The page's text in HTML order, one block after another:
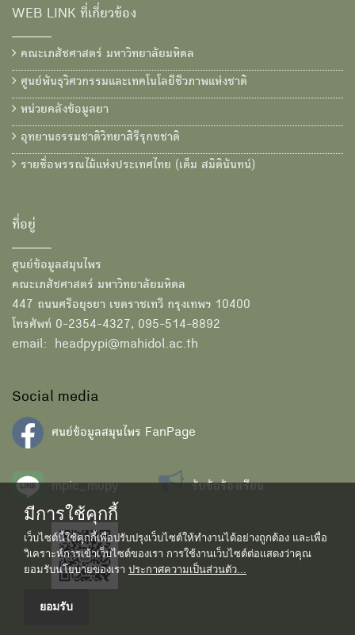
WEB LINK ที่เกี่ยวข้อง
คณะเภสัชศาสตร์ มหาวิทยาลัยมหิดล
ศูนย์พันธุวิศวกรรมและเทคโนโลยีชีวภาพแห่งชาติ
หน่วยคลังข้อมูลยา
อุทยานธรรมชาติวิทยาสิรีรุกขชาติ
รายชื่อพรรณไม้แห่งประเทศไทย (เต็ม สมิตินันทน์)
ที่อยู่
ศูนย์ข้อมูลสมุนไพร
คณะเภสัชศาสตร์ มหาวิทยาลัยมหิดล
447 ถนนศรีอยุธยา เขตราชเทวี กรุงเทพฯ 10400
โทรศัพท์ 0-2354-4327, 095-514-8892
email: headpypi@mahidol.ac.th
Social media
ศนย์ข้อมูลสมุนไพร FanPage
mpic_mupy รับข้อร้องเรียน
มีการใช้คุกกี้
เว็บไซต์นี้ใช้คุกกี้เพื่อปรับปรุงเว็บไซต์ให้ทำงานได้อย่างถูกต้อง และเพื่อ
วิเคราะห์การเข้าเว็บไซต์ของเรา การใช้งานเว็บไซต์ต่อแสดงว่าคุณ
ยอมรับนโยบายของเรา ประกาศความเป็นส่วนตัว...
ยอมรับ